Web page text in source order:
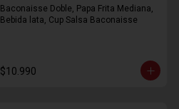
Baconaisse Doble, Papa Frita Mediana,
Bebida lata, Cup Salsa Baconaisse
$10.990